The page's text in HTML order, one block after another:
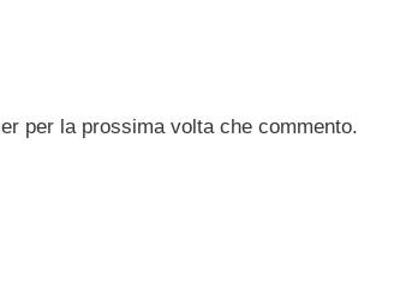
per la prossima volta che commento.